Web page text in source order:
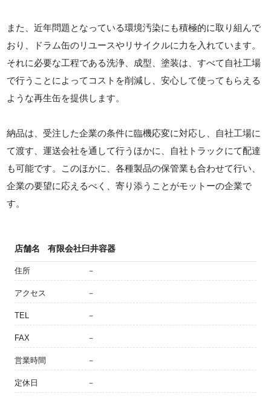
また、近年問題となっている環境汚染にも積極的に取り組んで
おり、ドラム缶のリユースやリサイクルに力を入れています。
それに必要な工程である洗浄、成型、塗装は、すべて自社工場
で行うことによってコストを削減し、安心して使ってもらえる
ような再生缶を提供します。
納品は、受注した企業の条件に臨機応変に対応し、自社工場に
て渡す、運送会社を通して行うほかに、自社トラックにて配達
も可能です。このほかに、各種製品の保管業も合わせて行い、
企業の要望に応えるべく、寄り添うことがモットーの企業で
す。
店舗名 有限会社臼井容器
住所 －
アクセス －
TEL －
FAX －
営業時間 －
定休日 －